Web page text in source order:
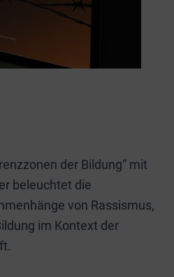
der Bildung“ mit
beleuchtet die
von Rassismus,
im Kontext der